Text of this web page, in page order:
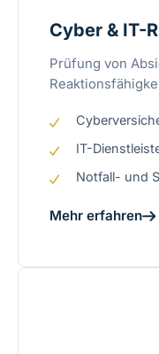
Cyber & IT-
Prüfung von
IT-
Notfall- und
Mehr erfahren